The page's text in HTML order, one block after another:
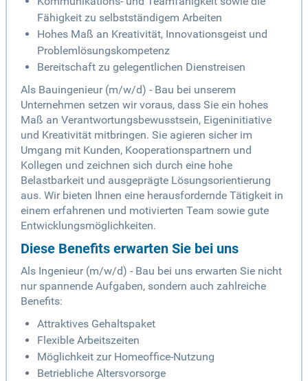
Fähigkeit zu selbstständigem Arbeiten
Hohes Maß an Kreativität, Innovationsgeist und
Problemlösungskompetenz
Bereitschaft zu gelegentlichen Dienstreisen
Als Bauingenieur (m/w/d) - Bau bei unserem
Unternehmen setzen wir voraus, dass Sie ein hohes
Maß an Verantwortungsbewusstsein, Eigeninitiative
und Kreativität mitbringen. Sie agieren sicher im
Umgang mit Kunden, Kooperationspartnern und
Kollegen und zeichnen sich durch eine hohe
Belastbarkeit und ausgeprägte Lösungsorientierung
aus. Wir bieten Ihnen eine herausfordernde Tätigkeit in
einem erfahrenen und motivierten Team sowie gute
Entwicklungsmöglichkeiten.
Diese Benefits erwarten Sie bei uns
Als Ingenieur (m/w/d) - Bau bei uns erwarten Sie nicht
nur spannende Aufgaben, sondern auch zahlreiche
Benefits:
Attraktives Gehaltspaket
Flexible Arbeitszeiten
Möglichkeit zur Homeoffice-Nutzung
Betriebliche Altersvorsorge